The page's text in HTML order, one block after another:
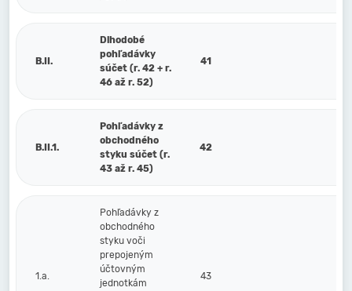
B.II.
Dlhodobé
pohľadávky
súčet (r. 42 + r.
46 až r. 52)
41
B.II.1.
Pohľadávky z
obchodného
styku súčet (r.
43 až r. 45)
42
1.a.
Pohľadávky z
obchodného
styku voči
prepojeným
účtovným
jednotkám
43